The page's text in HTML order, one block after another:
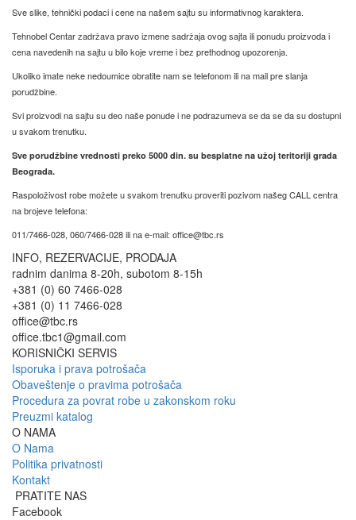
Sve slike, tehnički podaci i cene na našem sajtu su informativnog karaktera.
Tehnobel Centar zadržava pravo izmene sadržaja ovog sajta ili ponudu proizvoda i
cena navedenih na sajtu u bilo koje vreme i bez prethodnog upozorenja.
Ukoliko imate neke nedoumice obratite nam se telefonom ili na mail pre slanja
porudžbine.
Svi proizvodi na sajtu su deo naše ponude i ne podrazumeva se da se da su dostupni
u svakom trenutku.
Sve porudžbine vrednosti preko 5000 din. su besplatne na užoj teritoriji grada
Beograda.
Raspoloživost robe možete u svakom trenutku proveriti pozivom našeg CALL centra
na brojeve telefona:
011/7466-028, 060/7466-028 ili na e-mail: office@tbc.rs
INFO, REZERVACIJE, PRODAJA
radnim danima 8-20h, subotom 8-15h
+381 (0) 60 7466-028
+381 (0) 11 7466-028
office@tbc.rs
office.tbc1@gmail.com
KORISNIČKI SERVIS
Isporuka i prava potrošača
Obaveštenje o pravima potrošača
Procedura za povrat robe u zakonskom roku
Preuzmi katalog
O NAMA
O Nama
Politika privatnosti
Kontakt
PRATITE NAS
Facebook